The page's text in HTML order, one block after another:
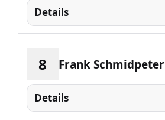
Details
8 Frank Schmidpeter
Details